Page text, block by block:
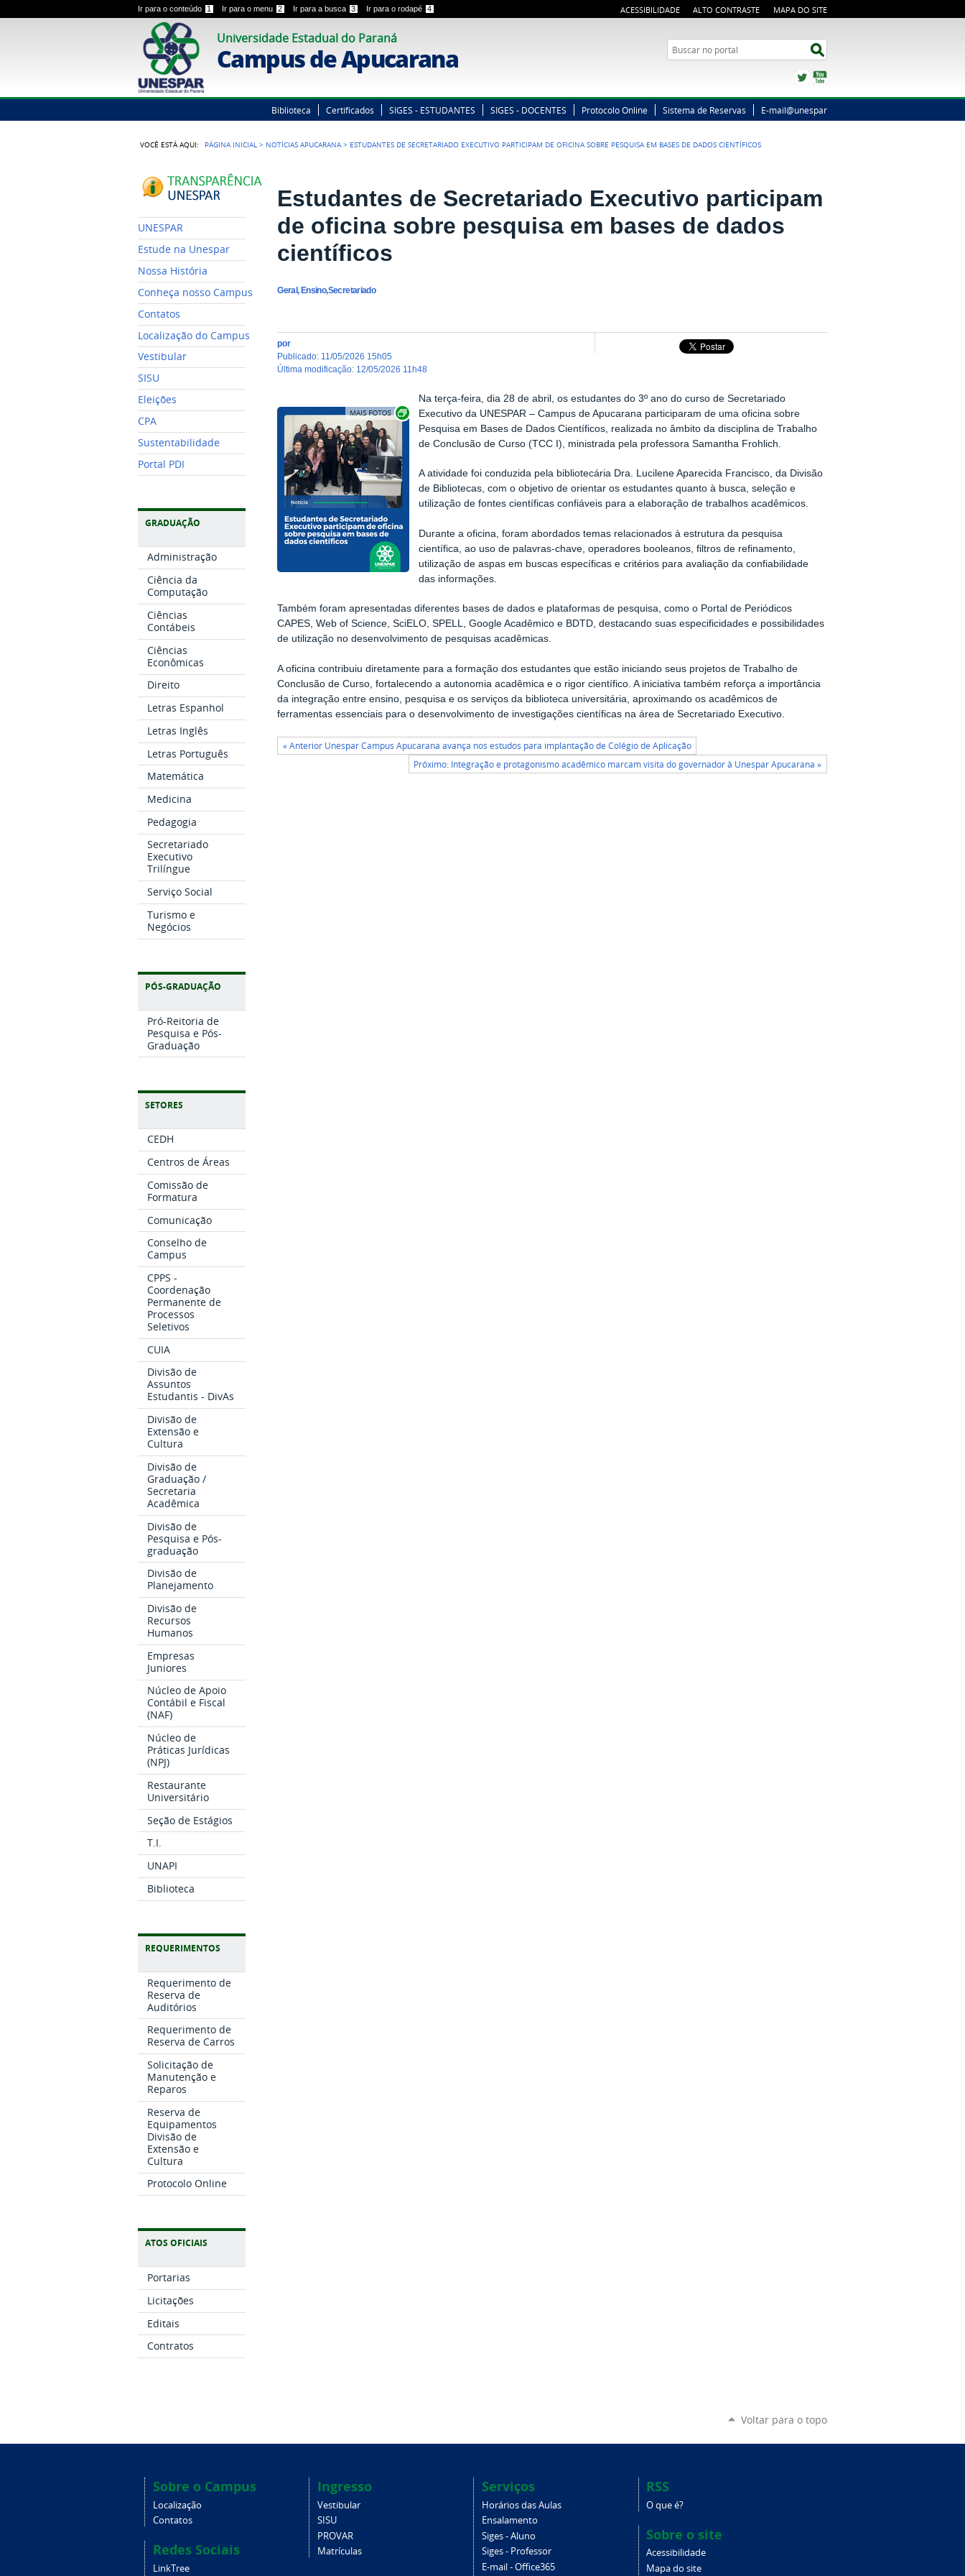
Ir para o conteúdo 1 Ir para o menu 2 Ir para a busca 3 Ir para o rodapé 4 ACESSIBILIDADE ALTO CONTRASTE MAPA DO SITE
Universidade Estadual do Paraná
Campus de Apucarana Busca
Twitter
Biblioteca Certificados SIGES - ESTUDANTES SIGES - DOCENTES Protocolo Online Sistema de Reservas E-mail@unespar
VOCÊ ESTÁ AQUI: PÁGINA INICIAL > NOTÍCIAS APUCARANA > ESTUDANTES DE SECRETARIADO EXECUTIVO PARTICIPAM DE OFICINA SOBRE PESQUISA EM BASES DE DADOS CIENTÍFICOS
UNESPAR
Estude na Unespar
Nossa História
Conheça nosso Campus
Contatos
Localização do Campus
Vestibular
SISU
Eleições
CPA
Sustentabilidade
Portal PDI
GRADUAÇÃO
Administração
Ciência da
Computação
Ciências
Contábeis
Ciências
Econômicas
Direito
Letras Espanhol
Letras Inglês
Letras Português
Matemática
Medicina
Pedagogia
Secretariado
Executivo
Trilíngue
Serviço Social
Turismo e
Negócios
PÓS-GRADUAÇÃO
Pró-Reitoria de
Pesquisa e Pós-
Graduação
SETORES
CEDH
Centros de Áreas
Comissão de
Formatura
Comunicação
Conselho de
Campus
CPPS -
Coordenação
Permanente de
Processos
Seletivos
CUIA
Divisão de
Assuntos
Estudantis - DivAs
Divisão de
Extensão e
Cultura
Divisão de
Graduação /
Secretaria
Acadêmica
Divisão de
Pesquisa e Pós-
graduação
Divisão de
Planejamento
Divisão de
Recursos
Humanos
Empresas
Juniores
Núcleo de Apoio
Contábil e Fiscal
(NAF)
Núcleo de
Práticas Jurídicas
(NPJ)
Restaurante
Universitário
Seção de Estágios
T.I.
UNAPI
Biblioteca
REQUERIMENTOS
Requerimento de
Reserva de
Auditórios
Requerimento de
Reserva de Carros
Solicitação de
Manutenção e
Reparos
Reserva de
Equipamentos
Divisão de
Extensão e
Cultura
Protocolo Online
ATOS OFICIAIS
Portarias
Licitações
Editais
Contratos
Estudantes de Secretariado Executivo participam
de oficina sobre pesquisa em bases de dados
científicos
Geral, Ensino,Secretariado
por
publicado: 11/05/2026 15h05
última modificação: 12/05/2026 11h48
Exibir carrossel de imagens
Na terça-feira, dia 28 de abril, os estudantes do 3º ano do curso de Secretariado
Executivo da UNESPAR – Campus de Apucarana participaram de uma oficina sobre
Pesquisa em Bases de Dados Científicos, realizada no âmbito da disciplina de Trabalho
de Conclusão de Curso (TCC I), ministrada pela professora Samantha Frohlich.
A atividade foi conduzida pela bibliotecária Dra. Lucilene Aparecida Francisco, da Divisão
de Bibliotecas, com o objetivo de orientar os estudantes quanto à busca, seleção e
utilização de fontes científicas confiáveis para a elaboração de trabalhos acadêmicos.
Durante a oficina, foram abordados temas relacionados à estrutura da pesquisa
científica, ao uso de palavras-chave, operadores booleanos, filtros de refinamento,
utilização de aspas em buscas específicas e critérios para avaliação da confiabilidade
das informações.
Também foram apresentadas diferentes bases de dados e plataformas de pesquisa, como o Portal de Periódicos
CAPES, Web of Science, SciELO, SPELL, Google Acadêmico e BDTD, destacando suas especificidades e possibilidades
de utilização no desenvolvimento de pesquisas acadêmicas.
A oficina contribuiu diretamente para a formação dos estudantes que estão iniciando seus projetos de Trabalho de
Conclusão de Curso, fortalecendo a autonomia acadêmica e o rigor científico. A iniciativa também reforça a importância
da integração entre ensino, pesquisa e os serviços da biblioteca universitária, aproximando os acadêmicos de
ferramentas essenciais para o desenvolvimento de investigações científicas na área de Secretariado Executivo.
« Anterior Unespar Campus Apucarana avança nos estudos para implantação de Colégio de Aplicação
Próximo: Integração e protagonismo acadêmico marcam visita do governador à Unespar Apucarana »
Voltar para o topo
Sobre o Campus
Localização
Contatos
Redes Sociais
LinkTree
Ingresso
Vestibular
SISU
PROVAR
Matrículas
Serviços
Horários das Aulas
Ensalamento
Siges - Aluno
Siges - Professor
E-mail - Office365
RSS
O que é?
Sobre o site
Acessibilidade
Mapa do site